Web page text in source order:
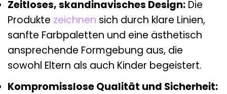
Zeitloses, skandinavisches Design: Die
Produkte zeichnen sich durch klare Linien,
sanfte Farbpaletten und eine ästhetisch
ansprechende Formgebung aus, die
sowohl Eltern als auch Kinder begeistert.
Kompromisslose Qualität und Sicherheit: